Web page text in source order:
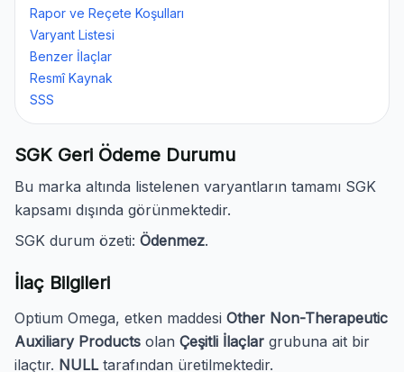
Rapor ve Reçete Koşulları
Varyant Listesi
Benzer İlaçlar
Resmî Kaynak
SSS
SGK Geri Ödeme Durumu
Bu marka altında listelenen varyantların tamamı SGK
kapsamı dışında görünmektedir.
SGK durum özeti: Ödenmez.
İlaç Bilgileri
Optium Omega, etken maddesi Other Non-Therapeutic
Auxiliary Products olan Çeşitli İlaçlar grubuna ait bir
ilaçtır. NULLtarafından üretilmektedir.